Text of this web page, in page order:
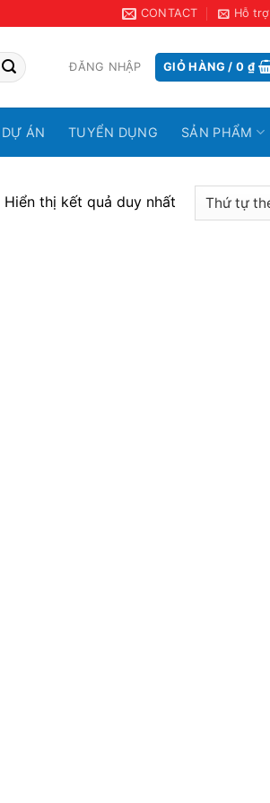
CONTACT Hỗ trợ
ĐĂNG NHẬP GIỎ HÀNG /0 ₫
DỰ ÁN TUYỂN DỤNG SẢN PHẨM
Hiển thị kết quả duy nhất